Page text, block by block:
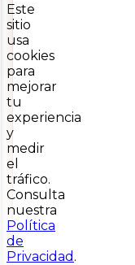
Este
sitio
usa
cookies
para
mejorar
tu
experiencia
y
medir
el
tráfico.
Consulta
nuestra
Política
de
Privacidad .